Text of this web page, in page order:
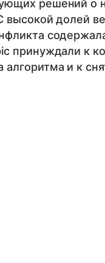
решений о
высокой долей
принуждали к
алгоритма и к